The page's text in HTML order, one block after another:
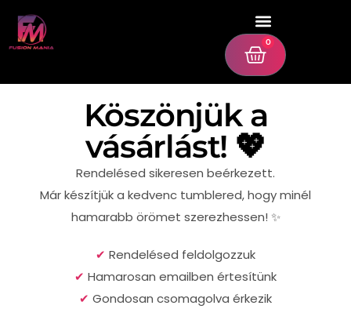
0
Köszönjük a
vásárlást! 💖
Rendelésed sikeresen beérkezett.
Már készítjük a kedvenc tumblered, hogy minél
hamarabb örömet szerezhessen! ✨
✔ Rendelésed feldolgozzuk
✔ Hamarosan emailben értesítünk
✔ Gondosan csomagolva érkezik